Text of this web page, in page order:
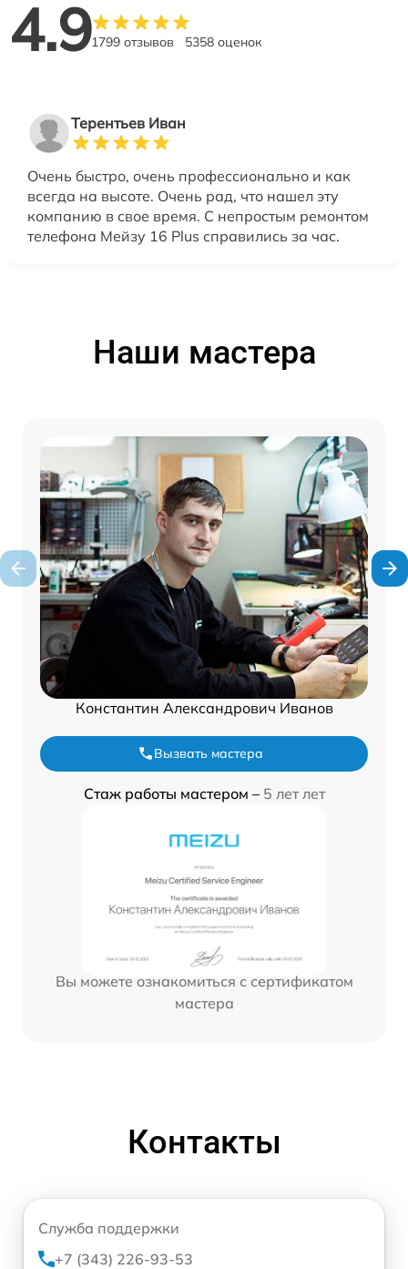
4.91799 отзывов 5358 оценок
Терентьев Иван
Очень быстро, очень профессионально и как
всегда на высоте. Очень рад, что нашел эту
компанию в свое время. С непростым ремонтом
телефона Мейзу 16 Plus справились за час.
Наши мастера
Константин Александрович Иванов
Вызвать мастера
Стаж работы мастером – 5 лет лет
Вы можете ознакомиться с сертификатом
мастера
Контакты
Служба поддержки
+7 (343) 226-93-53